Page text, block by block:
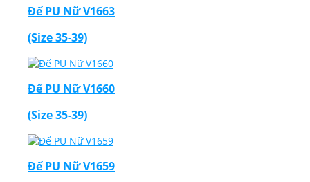
Đế PU Nữ V1663
(Size 35-39)
Đế PU Nữ V1660
(Size 35-39)
Đế PU Nữ V1659